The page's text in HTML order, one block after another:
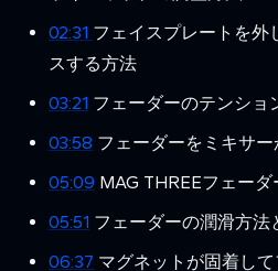
02:31 フェイスプレートを外
スする方法
03:21 フェーダーのテンショ
03:58 フェーダーをミキサ
05:09 MAG THREEフェー
05:51 フェーダーの潤滑方法
06:37 マグネットが固着し